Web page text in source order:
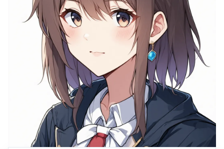
Тесты на персонажа